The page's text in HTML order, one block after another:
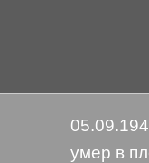
умер в